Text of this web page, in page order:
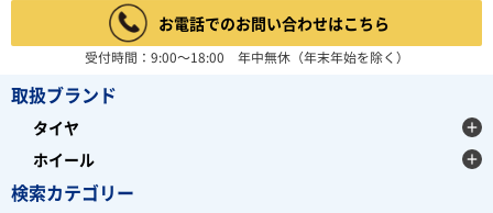
お電話でのお問い合わせはこちら
受付時間：9:00～18:00 年中無休（年末年始を除く）
取扱ブランド
タイヤ
ホイール
検索カテゴリー